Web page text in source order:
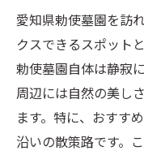
愛知県勅使墓園を訪
クスできるスポット
勅使墓園自体は静寂
周辺には自然の美し
ます。特に、おすす
沿いの散策路です。